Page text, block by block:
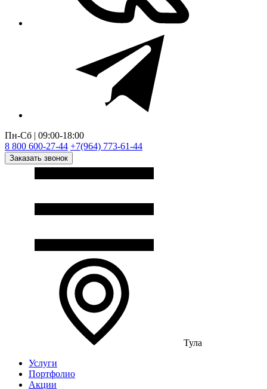
Пн-Сб | 09:00-18:00
8 800 600-27-44 +7(964) 773-61-44
Заказать звонок
Тула
Услуги
Портфолио
Акции